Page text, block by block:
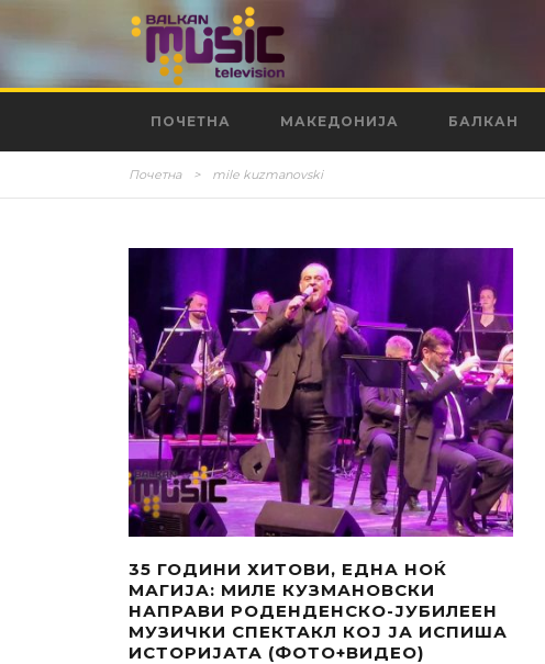
ПОЧЕТНА МАКЕДОНИЈА БАЛКАН
Почетна > mile kuzmanovski
35 ГОДИНИ ХИТОВИ, ЕДНА НОЌ
МАГИЈА: МИЛЕ КУЗМАНОВСКИ
НАПРАВИ РОДЕНДЕНСКО-ЈУБИЛЕЕН
МУЗИЧКИ СПЕКТАКЛ КОЈ ЈА ИСПИША
ИСТОРИЈАТА (ФОТО+ВИДЕО)